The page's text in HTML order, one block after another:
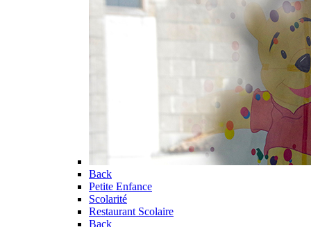
Back
Petite Enfance
Scolarité
Restaurant Scolaire
Back